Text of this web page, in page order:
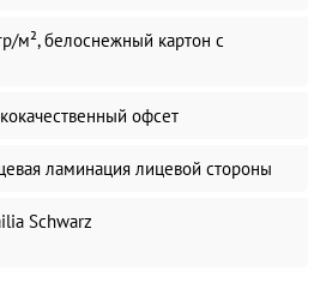
м², белоснежный картон с
офсет
ламинация лицевой стороны
Schwarz